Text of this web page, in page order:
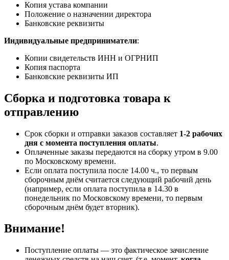
Копия устава компании
Положение о назначении директора
Банковские реквизиты
Индивидуальные предприниматели:
Копии свидетельств ИНН и ОГРНИП
Копия паспорта
Банковские реквизиты ИП
Сборка и подготовка товара к
отправлению
Срок сборки и отправки заказов составляет 1-2 рабочих
дня с момента поступления оплаты.
Оплаченные заказы передаются на сборку утром в 9.00
по Московскому времени.
Если оплата поступила после 14.00 ч., то первым
сборочным днём считается следующий рабочий день
(например, если оплата поступила в 14.30 в
понедельник по Московскому времени, то первым
сборочным днём будет вторник).
Внимание!
Поступление оплаты — это фактическое зачисление